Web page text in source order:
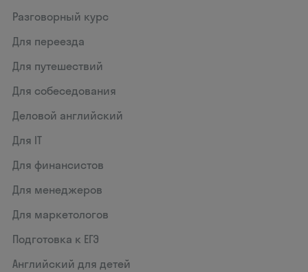
Разговорный курс
Для переезда
Для путешествий
Для собеседования
Деловой английский
Для IT
Для финансистов
Для менеджеров
Для маркетологов
Подготовка к ЕГЭ
Английский для детей